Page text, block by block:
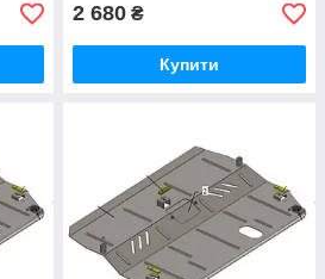
2 680 ₴
Купити